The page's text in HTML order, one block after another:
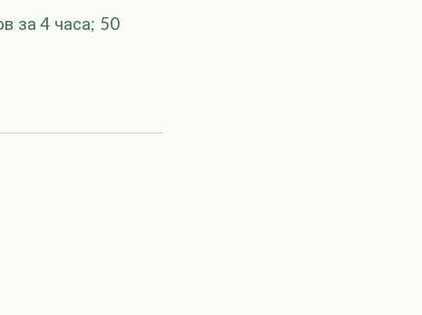
за 4 часа; 50